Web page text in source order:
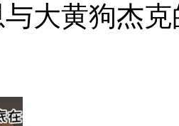
大黄狗杰克